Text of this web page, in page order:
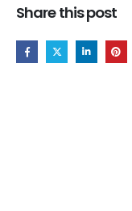
Share this post